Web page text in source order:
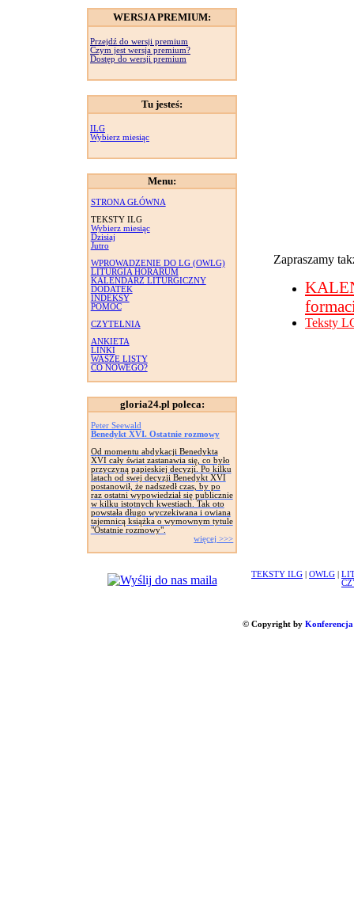
WERSJA PREMIUM:
Przejdź do wersji premium
Czym jest wersja premium?
Dostęp do wersji premium
Tu jesteś:
ILG
Wybierz miesiąc
Menu:
STRONA GŁÓWNA
TEKSTY ILG
Wybierz miesiąc
Dzisiaj
Jutro
WPROWADZENIE DO LG (OWLG)
LITURGIA HORARUM
KALENDARZ LITURGICZNY
DODATEK
INDEKSY
POMOC
CZYTELNIA
ANKIETA
LINKI
WASZE LISTY
CO NOWEGO?
gloria24.pl poleca:
Peter Seewald
Benedykt XVI. Ostatnie rozmowy
Od momentu abdykacji Benedykta
XVI cały świat zastanawia się, co było
przyczyną papieskiej decyzji. Po kilku
latach od swej decyzji Benedykt XVI
postanowił, że nadszedł czas, by po
raz ostatni wypowiedział się publicznie
w kilku istotnych kwestiach. Tak oto
powstała długo wyczekiwana i owiana
tajemnicą książka o wymownym tytule
"Ostatnie rozmowy".
więcej >>>
Zapraszamy
Teksty
TEKSTY ILG OWLG
© Copyright by Konferencja